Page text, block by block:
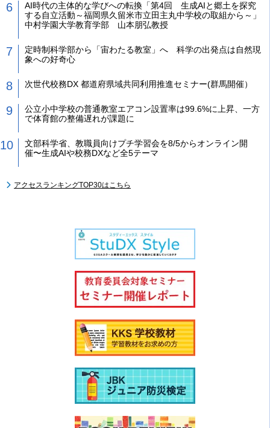
AI時代の主体的な学びへの転換「第4回 生成AIと郷土を探究
する自立活動～福岡県久留米市立田主丸中学校の取組から～」
中村学園大学教育学部 山本朋弘教授
定時制科学部から「宙わたる教室」へ 科学の出発点は自然現
象への好奇心
次世代校務DX 都道府県域共同利用推進セミナー(群馬開催）
公立小中学校の普通教室エアコン設置率は99.6%に上昇、一方
で体育館の整備遅れが課題に
文部科学省、教職員向けプチ学習会を8/5からオンライン開
催〜生成AIや校務DXなど全5テーマ
アクセスランキングTOP30はこちら